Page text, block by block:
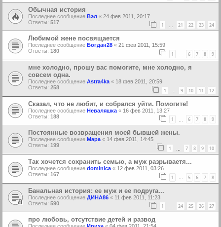
Обычная история
Последнее сообщение Вэл « 24 фев 2011, 20:17
Ответы: 517 1 21 22 23 24
Любимой жене посвящается
Последнее сообщение Богдан28 « 21 фев 2011, 15:59
Ответы: 180 1 6 7 8 9
мне холодно, прошу вас помогите, мне холодно, я
совсем одна.
Последнее сообщение Astra4ka « 18 фев 2011, 20:59
Ответы: 258 1 … 9 10 11 12
Сказал, что не любит, и собрался уйти. Помогите!
Последнее сообщение Неваляшка « 16 фев 2011, 13:27
Ответы: 188 1 6 7 8 9
Постоянные возвращения моей бывшей жены.
Последнее сообщение Мара« 14 фев 2011, 14:45
Ответы: 199 1 7 8 9 10
Так хочется сохранить семью, а муж разрываетя...
Последнее сообщение dominica « 12 фев 2011, 03:26
Ответы: 167 1 … 5 6 7 8
Банальная история: ее муж и ее подруга...
Последнее сообщение ДИНА86 « 11 фев 2011, 11:23
Ответы: 590 1 24 25 26 27
про любовь, отсутствие детей и развод